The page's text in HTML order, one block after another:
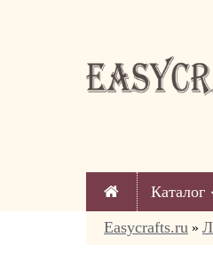
Каталог
Easycrafts.ru »